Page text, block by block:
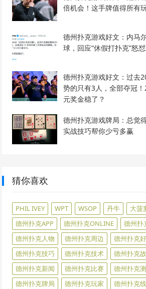
倍机会！这手牌值得所有
德州扑克游戏好文：内马
球，回应“休假打扑克”怒
德州扑克游戏好文：过去
势的只有3人，全部夺冠
元奖金稳了？
德州扑克游戏牌局：总觉
实战技巧帮你少亏多赢
猜你喜欢
PHIL IVEY WPT WSOP 丹牛 大菠
德州扑克APP
德州扑克ONLINE
德州扑
德州扑克人物
德州扑克周边 德州扑克
德州扑克技巧
德州扑克技术 德州扑克
德州扑克新闻
德州扑克比赛 德州扑克
德州扑克牌局
德州扑克玩家 德州扑克